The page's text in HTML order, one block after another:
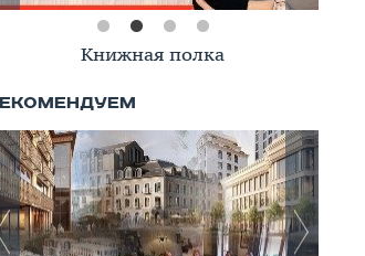
Книжная полка